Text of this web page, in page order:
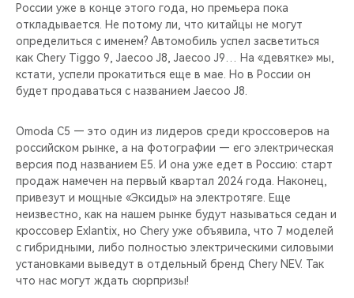
России уже в конце этого года, но премьера пока
откладывается. Не потому ли, что китайцы не могут
определиться с именем? Автомобиль успел засветиться
как Chery Tiggo 9, Jaecoo J8, Jaecoo J9… На «девятке» мы,
кстати, успели прокатиться еще в мае. Но в России он
будет продаваться с названием Jaecoo J8.
Omoda С5 — это один из лидеров среди кроссоверов на
российском рынке, а на фотографии — его электрическая
версия под названием Е5. И она уже едет в Россию: старт
продаж намечен на первый квартал 2024 года. Наконец,
привезут и мощные «Эксиды» на электротяге. Еще
неизвестно, как на нашем рынке будут называться седан и
кроссовер Exlantix, но Chery уже объявила, что 7 моделей
с гибридными, либо полностью электрическими силовыми
установками выведут в отдельный бренд Chery NEV. Так
что нас могут ждать сюрпризы!